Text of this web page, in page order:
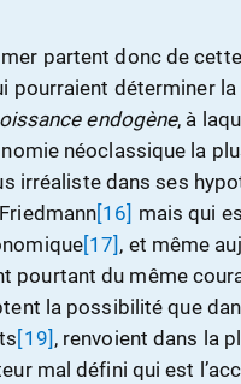
partent donc de
pourraient déterminer
endogène, à
néoclassique la
irréaliste dans ses
[16] mais qui
[17] , et même
pourtant du même
la possibilité que
[19] , renvoient dans la
mal défini qui est